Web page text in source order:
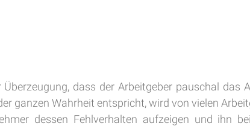
dass der Arbeitgeber pauschal das
ganzen Wahrheit entspricht, wird von vielen
dessen Fehlverhalten aufzeigen und ihn